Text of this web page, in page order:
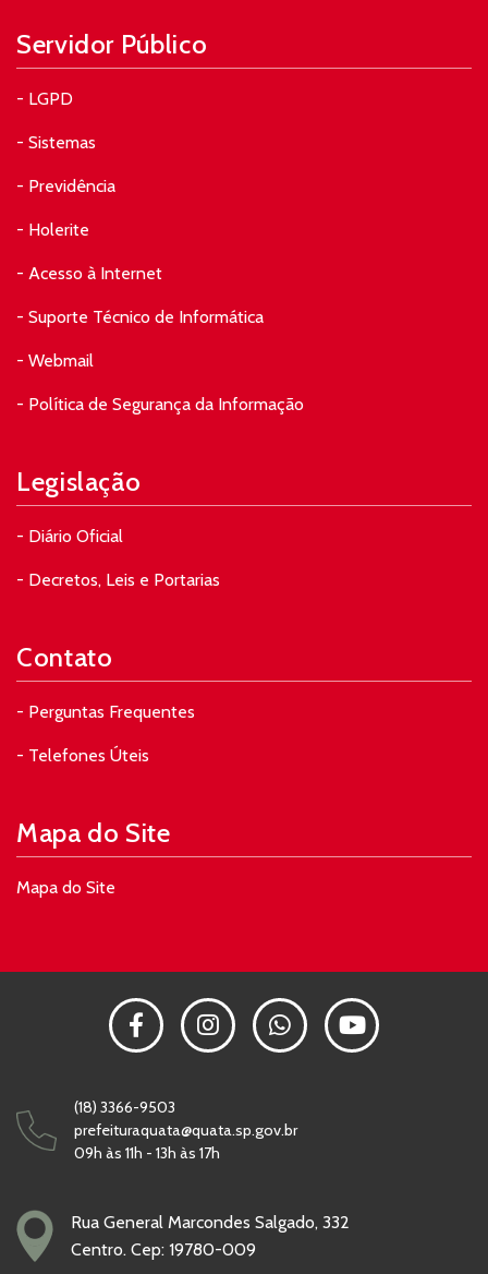
Servidor Público
- LGPD
- Sistemas
- Previdência
- Holerite
- Acesso à Internet
- Suporte Técnico de Informática
- Webmail
- Política de Segurança da Informação
Legislação
- Diário Oficial
- Decretos, Leis e Portarias
Contato
- Perguntas Frequentes
- Telefones Úteis
Mapa do Site
Mapa do Site
Rua General Marcondes Salgado, 332
Centro. Cep: 19780-009
(18) 3366-9503
prefeituraquata@quata.sp.gov.br
09h às 11h - 13h às 17h